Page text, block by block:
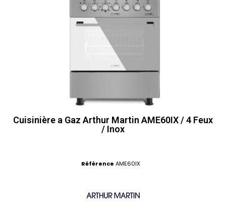
Cuisinière a Gaz Arthur Martin AME60IX / 4 Feux
/ Inox
Référence AME60IX